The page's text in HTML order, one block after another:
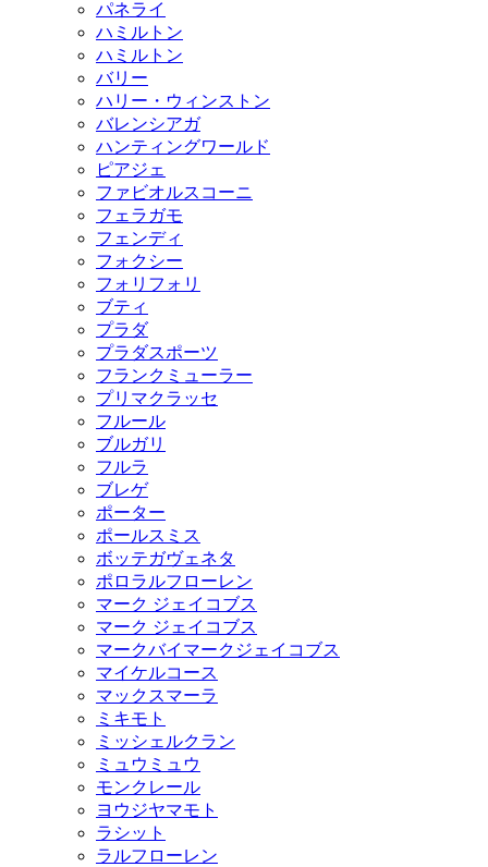
パネライ
ハミルトン
ハミルトン
バリー
ハリー・ウィンストン
バレンシアガ
ハンティングワールド
ピアジェ
ファビオルスコーニ
フェラガモ
フェンディ
フォクシー
フォリフォリ
ブティ
プラダ
プラダスポーツ
フランクミューラー
プリマクラッセ
フルール
ブルガリ
フルラ
ブレゲ
ポーター
ポールスミス
ボッテガヴェネタ
ポロラルフローレン
マーク ジェイコブス
マーク ジェイコブス
マークバイマークジェイコブス
マイケルコース
マックスマーラ
ミキモト
ミッシェルクラン
ミュウミュウ
モンクレール
ヨウジヤマモト
ラシット
ラルフローレン